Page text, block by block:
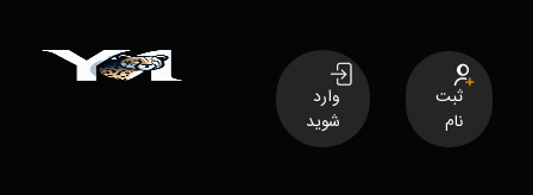
ثبت
نام
وارد
شوید